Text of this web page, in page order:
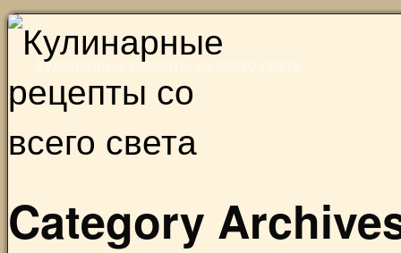
Кулинарные рецепты со всего света
Skip
content
Category